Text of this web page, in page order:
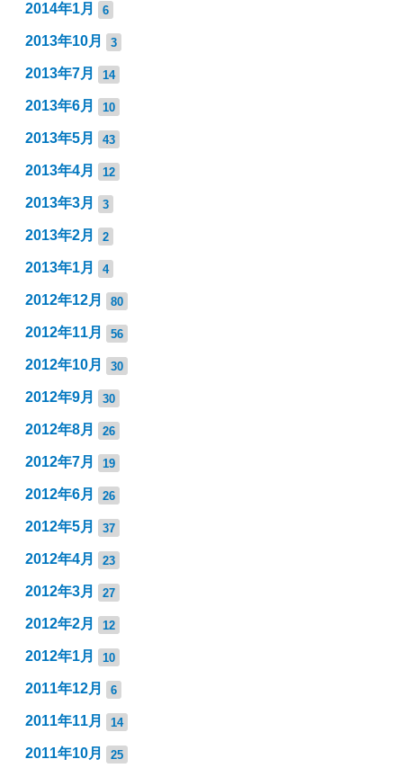
2014年1月 6
2013年10月 3
2013年7月 14
2013年6月 10
2013年5月 43
2013年4月 12
2013年3月 3
2013年2月 2
2013年1月 4
2012年12月 80
2012年11月 56
2012年10月 30
2012年9月 30
2012年8月 26
2012年7月 19
2012年6月 26
2012年5月 37
2012年4月 23
2012年3月 27
2012年2月 12
2012年1月 10
2011年12月 6
2011年11月 14
2011年10月 25